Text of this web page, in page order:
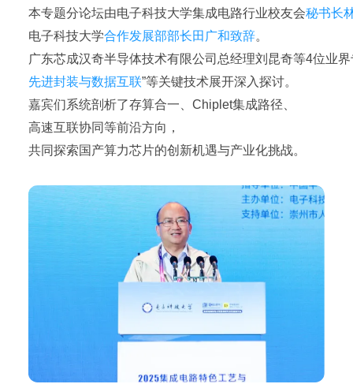
本专题分论坛由电子科技大学集成电路行业校友会秘书长
电子科技大学合作发展部部长田广和致辞。
广东芯成汉奇半导体技术有限公司总经理刘昆奇等4位业界
先进封装与数据互联”等关键技术展开深入探讨。
嘉宾们系统剖析了存算合一、Chiplet集成路径、
高速互联协同等前沿方向，
共同探索国产算力芯片的创新机遇与产业化挑战。